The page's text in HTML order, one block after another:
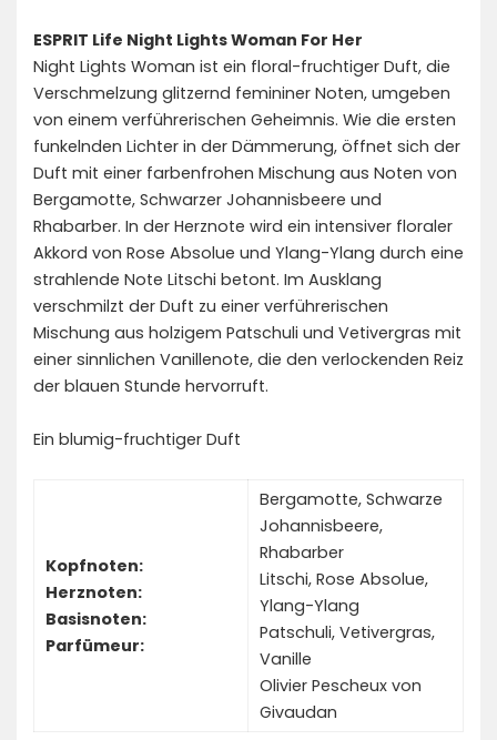
ESPRIT Life Night Lights Woman For Her
Night Lights Woman ist ein floral-fruchtiger Duft, die
Verschmelzung glitzernd femininer Noten, umgeben
von einem verführerischen Geheimnis. Wie die ersten
funkelnden Lichter in der Dämmerung, öffnet sich der
Duft mit einer farbenfrohen Mischung aus Noten von
Bergamotte, Schwarzer Johannisbeere und
Rhabarber. In der Herznote wird ein intensiver floraler
Akkord von Rose Absolue und Ylang-Ylang durch eine
strahlende Note Litschi betont. Im Ausklang
verschmilzt der Duft zu einer verführerischen
Mischung aus holzigem Patschuli und Vetivergras mit
einer sinnlichen Vanillenote, die den verlockenden Reiz
der blauen Stunde hervorruft.
Ein blumig-fruchtiger Duft
Kopfnoten:
Herznoten:
Basisnoten:
Parfümeur:
Bergamotte, Schwarze
Johannisbeere,
Rhabarber
Litschi, Rose Absolue,
Ylang-Ylang
Patschuli, Vetivergras,
Vanille
Olivier Pescheux von
Givaudan